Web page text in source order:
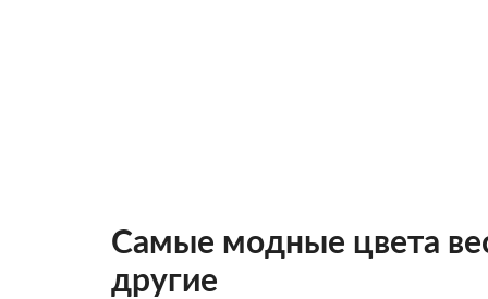
Самые модные цвета
другие